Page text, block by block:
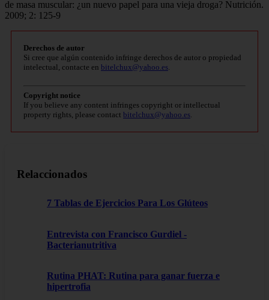
de masa muscular: ¿un nuevo papel para una vieja droga? Nutrición.
2009; 2: 125-9
Derechos de autor
Si cree que algún contenido infringe derechos de autor o propiedad
intelectual, contacte en bitelchux@yahoo.es
Copyright notice
If you believe any content infringes copyright or intellectual
property rights, please contact bitelchux@yahoo.es
Relaccionados
7 Tablas de Ejercicios Para Los Glúteos
Entrevista con Francisco Gurdiel -
Bacterianutritiva
Rutina PHAT: Rutina para ganar fuerza e
hipertrofia